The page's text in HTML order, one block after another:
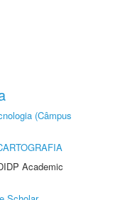
(Câmpus
Academic